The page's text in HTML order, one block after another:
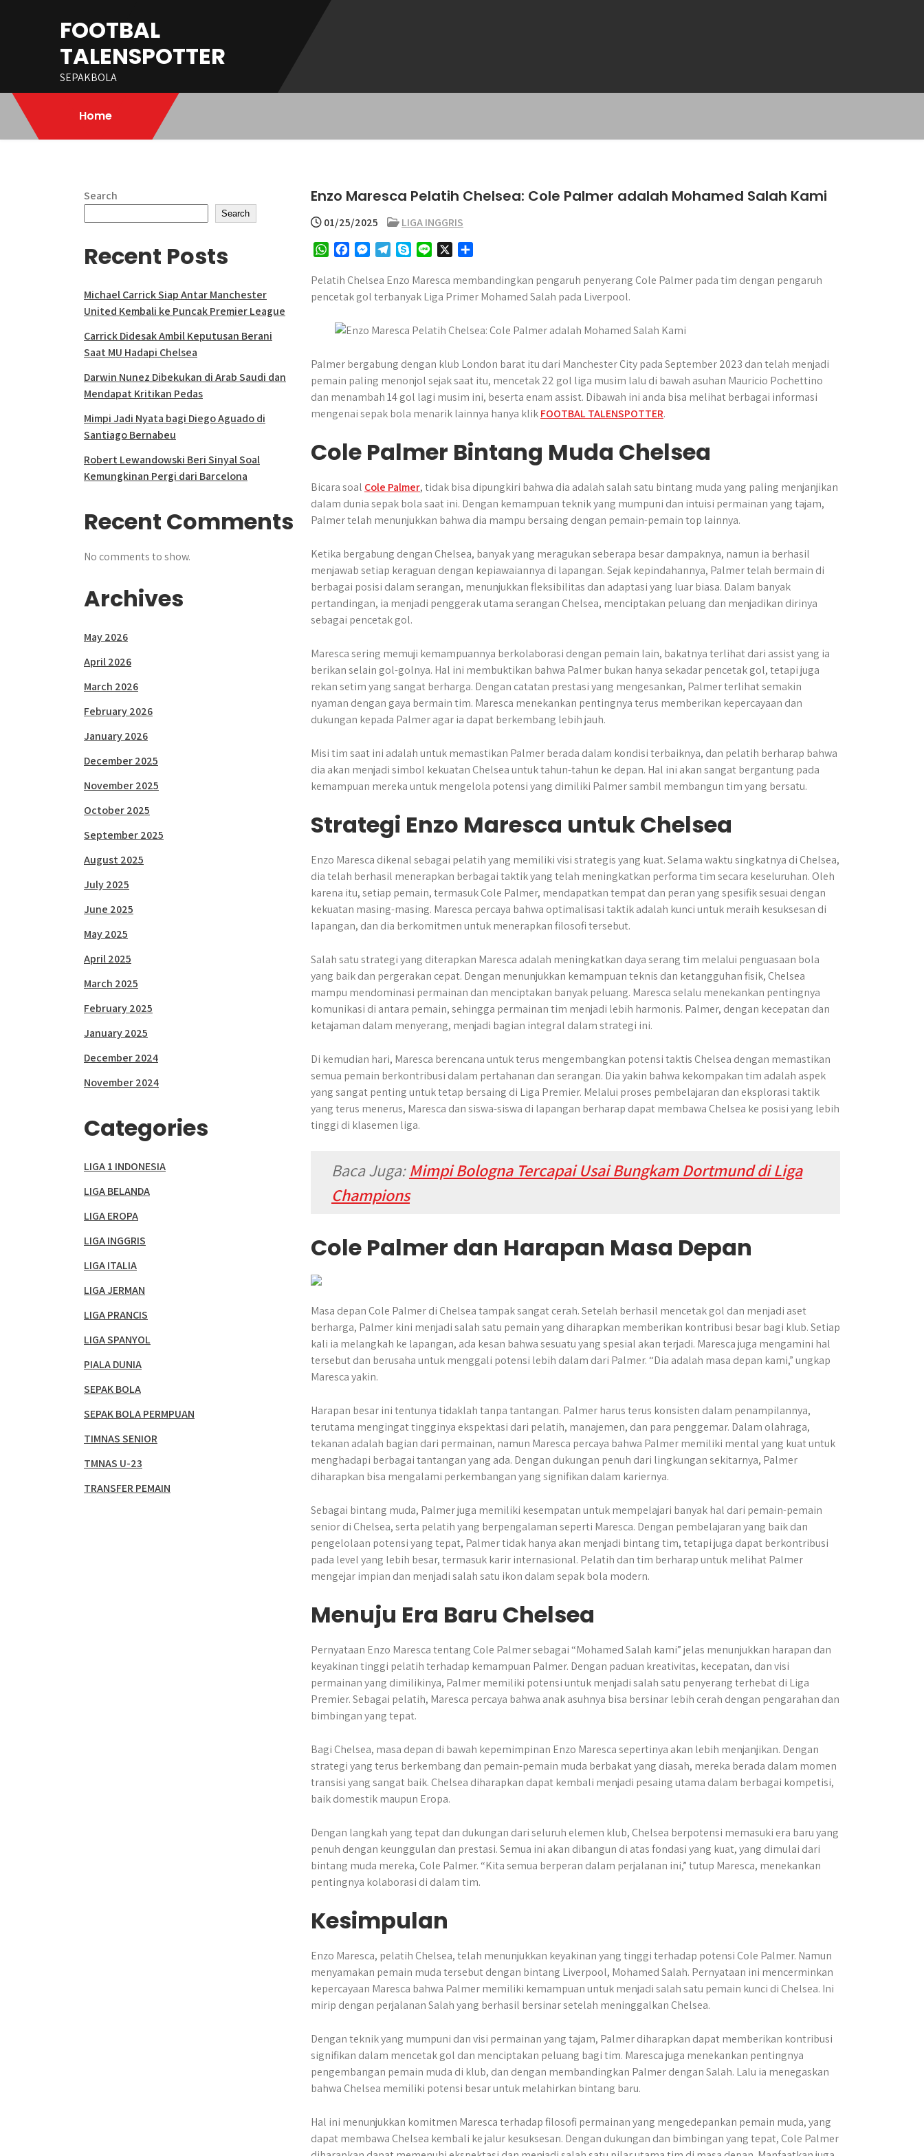
FOOTBAL
TALENSPOTTER
SEPAKBOLA
Home
Enzo Maresca Pelatih Chelsea: Cole Palmer adalah Mohamed Salah Kami
01/25/2025
LIGA INGGRIS
W
a
t
c
e
o
s
s
n
r
l
e
y
p
n
e
a
r
Pelatih Chelsea Enzo Maresca membandingkan pengaruh penyerang Cole Palmer pada tim dengan pengaruh
pencetak gol terbanyak Liga Primer Mohamed Salah pada Liverpool.
Palmer bergabung dengan klub London barat itu dari Manchester City pada September 2023 dan telah menjadi
pemain paling menonjol sejak saat itu, mencetak 22 gol liga musim lalu di bawah asuhan Mauricio Pochettino
dan menambah 14 gol lagi musim ini, beserta enam assist. Dibawah ini anda bisa melihat berbagai informasi
mengenai sepak bola menarik lainnya hanya klikFOOTBAL TALENSPOTTER.
Cole Palmer Bintang Muda Chelsea
Bicara soal Cole Palmer, tidak bisa dipungkiri bahwa dia adalah salah satu bintang muda yang paling menjanjikan
dalam dunia sepak bola saat ini. Dengan kemampuan teknik yang mumpuni dan intuisi permainan yang tajam,
Palmer telah menunjukkan bahwa dia mampu bersaing dengan pemain-pemain top lainnya.
Ketika bergabung dengan Chelsea, banyak yang meragukan seberapa besar dampaknya, namun ia berhasil
menjawab setiap keraguan dengan kepiawaiannya di lapangan. Sejak kepindahannya, Palmer telah bermain di
berbagai posisi dalam serangan, menunjukkan fleksibilitas dan adaptasi yang luar biasa. Dalam banyak
pertandingan, ia menjadi penggerak utama serangan Chelsea, menciptakan peluang dan menjadikan dirinya
sebagai pencetak gol.
Maresca sering memuji kemampuannya berkolaborasi dengan pemain lain, bakatnya terlihat dari assist yang ia
berikan selain gol-golnya. Hal ini membuktikan bahwa Palmer bukan hanya sekadar pencetak gol, tetapi juga
rekan setim yang sangat berharga. Dengan catatan prestasi yang mengesankan, Palmer terlihat semakin
nyaman dengan gaya bermain tim. Maresca menekankan pentingnya terus memberikan kepercayaan dan
dukungan kepada Palmer agar ia dapat berkembang lebih jauh.
Misi tim saat ini adalah untuk memastikan Palmer berada dalam kondisi terbaiknya, dan pelatih berharap bahwa
dia akan menjadi simbol kekuatan Chelsea untuk tahun-tahun ke depan. Hal ini akan sangat bergantung pada
kemampuan mereka untuk mengelola potensi yang dimiliki Palmer sambil membangun tim yang bersatu.
Strategi Enzo Maresca untuk Chelsea
Enzo Maresca dikenal sebagai pelatih yang memiliki visi strategis yang kuat. Selama waktu singkatnya di Chelsea,
dia telah berhasil menerapkan berbagai taktik yang telah meningkatkan performa tim secara keseluruhan. Oleh
karena itu, setiap pemain, termasuk Cole Palmer, mendapatkan tempat dan peran yang spesifik sesuai dengan
kekuatan masing-masing. Maresca percaya bahwa optimalisasi taktik adalah kunci untuk meraih kesuksesan di
lapangan, dan dia berkomitmen untuk menerapkan filosofi tersebut.
Salah satu strategi yang diterapkan Maresca adalah meningkatkan daya serang tim melalui penguasaan bola
yang baik dan pergerakan cepat. Dengan menunjukkan kemampuan teknis dan ketangguhan fisik, Chelsea
mampu mendominasi permainan dan menciptakan banyak peluang. Maresca selalu menekankan pentingnya
komunikasi di antara pemain, sehingga permainan tim menjadi lebih harmonis. Palmer, dengan kecepatan dan
ketajaman dalam menyerang, menjadi bagian integral dalam strategi ini.
Di kemudian hari, Maresca berencana untuk terus mengembangkan potensi taktis Chelsea dengan memastikan
semua pemain berkontribusi dalam pertahanan dan serangan. Dia yakin bahwa kekompakan tim adalah aspek
yang sangat penting untuk tetap bersaing di Liga Premier. Melalui proses pembelajaran dan eksplorasi taktik
yang terus menerus, Maresca dan siswa-siswa di lapangan berharap dapat membawa Chelsea ke posisi yang lebih
tinggi di klasemen liga.
Baca Juga:Mimpi Bologna Tercapai Usai Bungkam Dortmund di Liga
Champions
Cole Palmer dan Harapan Masa Depan
Masa depan Cole Palmer di Chelsea tampak sangat cerah. Setelah berhasil mencetak gol dan menjadi aset
berharga, Palmer kini menjadi salah satu pemain yang diharapkan memberikan kontribusi besar bagi klub. Setiap
kali ia melangkah ke lapangan, ada kesan bahwa sesuatu yang spesial akan terjadi. Maresca juga mengamini hal
tersebut dan berusaha untuk menggali potensi lebih dalam dari Palmer. “Dia adalah masa depan kami,” ungkap
Maresca yakin.
Harapan besar ini tentunya tidaklah tanpa tantangan. Palmer harus terus konsisten dalam penampilannya,
terutama mengingat tingginya ekspektasi dari pelatih, manajemen, dan para penggemar. Dalam olahraga,
tekanan adalah bagian dari permainan, namun Maresca percaya bahwa Palmer memiliki mental yang kuat untuk
menghadapi berbagai tantangan yang ada. Dengan dukungan penuh dari lingkungan sekitarnya, Palmer
diharapkan bisa mengalami perkembangan yang signifikan dalam kariernya.
Sebagai bintang muda, Palmer juga memiliki kesempatan untuk mempelajari banyak hal dari pemain-pemain
senior di Chelsea, serta pelatih yang berpengalaman seperti Maresca. Dengan pembelajaran yang baik dan
pengelolaan potensi yang tepat, Palmer tidak hanya akan menjadi bintang tim, tetapi juga dapat berkontribusi
pada level yang lebih besar, termasuk karir internasional. Pelatih dan tim berharap untuk melihat Palmer
mengejar impian dan menjadi salah satu ikon dalam sepak bola modern.
Menuju Era Baru Chelsea
​Pernyataan Enzo Maresca tentang Cole Palmer sebagai “Mohamed Salah kami” jelas menunjukkan harapan dan
keyakinan tinggi pelatih terhadap kemampuan Palmer.​ Dengan paduan kreativitas, kecepatan, dan visi
permainan yang dimilikinya, Palmer memiliki potensi untuk menjadi salah satu penyerang terhebat di Liga
Premier. Sebagai pelatih, Maresca percaya bahwa anak asuhnya bisa bersinar lebih cerah dengan pengarahan dan
bimbingan yang tepat.
Bagi Chelsea, masa depan di bawah kepemimpinan Enzo Maresca sepertinya akan lebih menjanjikan. Dengan
strategi yang terus berkembang dan pemain-pemain muda berbakat yang diasah, mereka berada dalam momen
transisi yang sangat baik. Chelsea diharapkan dapat kembali menjadi pesaing utama dalam berbagai kompetisi,
baik domestik maupun Eropa.
Dengan langkah yang tepat dan dukungan dari seluruh elemen klub, Chelsea berpotensi memasuki era baru yang
penuh dengan keunggulan dan prestasi. Semua ini akan dibangun di atas fondasi yang kuat, yang dimulai dari
bintang muda mereka, Cole Palmer. “Kita semua berperan dalam perjalanan ini,” tutup Maresca, menekankan
pentingnya kolaborasi di dalam tim.
Kesimpulan
Enzo Maresca, pelatih Chelsea, telah menunjukkan keyakinan yang tinggi terhadap potensi Cole Palmer. Namun
menyamakan pemain muda tersebut dengan bintang Liverpool, Mohamed Salah. Pernyataan ini mencerminkan
kepercayaan Maresca bahwa Palmer memiliki kemampuan untuk menjadi salah satu pemain kunci di Chelsea. Ini
mirip dengan perjalanan Salah yang berhasil bersinar setelah meninggalkan Chelsea.
Dengan teknik yang mumpuni dan visi permainan yang tajam, Palmer diharapkan dapat memberikan kontribusi
signifikan dalam mencetak gol dan menciptakan peluang bagi tim. Maresca juga menekankan pentingnya
pengembangan pemain muda di klub, dan dengan membandingkan Palmer dengan Salah. Lalu ia menegaskan
bahwa Chelsea memiliki potensi besar untuk melahirkan bintang baru.
Hal ini menunjukkan komitmen Maresca terhadap filosofi permainan yang mengedepankan pemain muda, yang
dapat membawa Chelsea kembali ke jalur kesuksesan. Dengan dukungan dan bimbingan yang tepat, Cole Palmer
Search
Search
Recent Posts
Michael Carrick Siap Antar Manchester
United Kembali ke Puncak Premier League
Carrick Didesak Ambil Keputusan Berani
Saat MU Hadapi Chelsea
Darwin Nunez Dibekukan di Arab Saudi dan
Mendapat Kritikan Pedas
Mimpi Jadi Nyata bagi Diego Aguado di
Santiago Bernabeu
Robert Lewandowski Beri Sinyal Soal
Kemungkinan Pergi dari Barcelona
Recent Comments
No comments to show.
Archives
May 2026
April 2026
March 2026
February 2026
January 2026
December 2025
November 2025
October 2025
September 2025
August 2025
July 2025
June 2025
May 2025
April 2025
March 2025
February 2025
January 2025
December 2024
November 2024
Categories
LIGA 1 INDONESIA
LIGA BELANDA
LIGA EROPA
LIGA INGGRIS
LIGA ITALIA
LIGA JERMAN
LIGA PRANCIS
LIGA SPANYOL
PIALA DUNIA
SEPAK BOLA
SEPAK BOLA PERMPUAN
TIMNAS SENIOR
TMNAS U-23
TRANSFER PEMAIN